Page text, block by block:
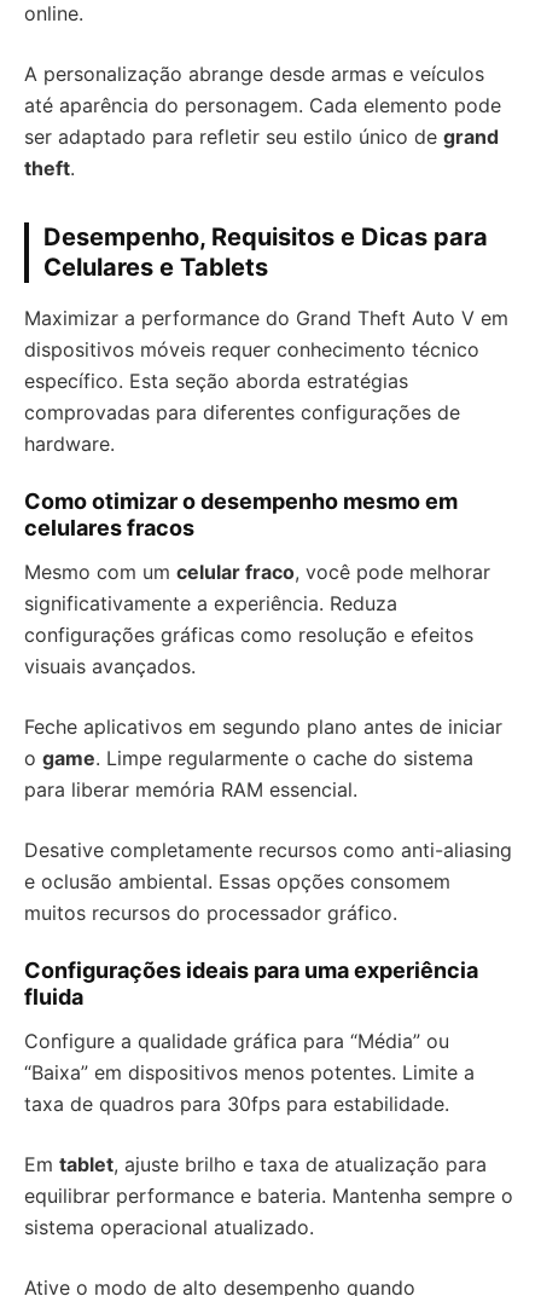
online.
A personalização abrange desde armas e veículos
até aparência do personagem. Cada elemento pode
ser adaptado para refletir seu estilo único de grand
theft.
Desempenho, Requisitos e Dicas para
Celulares e Tablets
Maximizar a performance do Grand Theft Auto V em
dispositivos móveis requer conhecimento técnico
específico. Esta seção aborda estratégias
comprovadas para diferentes configurações de
hardware.
Como otimizar o desempenho mesmo em
celulares fracos
Mesmo com um celular fraco, você pode melhorar
significativamente a experiência. Reduza
configurações gráficas como resolução e efeitos
visuais avançados.
Feche aplicativos em segundo plano antes de iniciar
o game. Limpe regularmente o cache do sistema
para liberar memória RAM essencial.
Desative completamente recursos como anti-aliasing
e oclusão ambiental. Essas opções consomem
muitos recursos do processador gráfico.
Configurações ideais para uma experiência
fluida
Configure a qualidade gráfica para “Média” ou
“Baixa” em dispositivos menos potentes. Limite a
taxa de quadros para 30fps para estabilidade.
Em tablet, ajuste brilho e taxa de atualização para
equilibrar performance e bateria. Mantenha sempre o
sistema operacional atualizado.
Ative o modo de alto desempenho quando